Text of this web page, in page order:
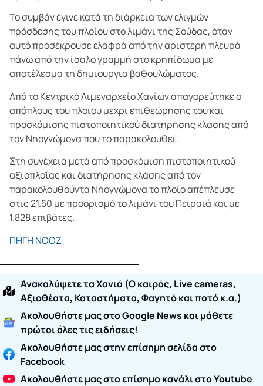
Το συμβάν έγινε κατά τη διάρκεια των ελιγμών
πρόσδεσης του πλοίου στο λιμάνι της Σούδας, όταν
αυτό προσέκρουσε ελαφρά από την αριστερή πλευρά
πάνω από την ίσαλο γραμμή στο κρηπίδωμα με
αποτέλεσμα τη δημιουργία βαθουλώματος.
Από το Κεντρικό Λιμεναρχείο Χανίων απαγορεύτηκε ο
απόπλους του πλοίου μέχρι επιθεώρησής του και
προσκόμισης πιστοποιητικού διατήρησης κλάσης από
τον Νηογνώμονα που το παρακολουθεί.
Στη συνέχεια μετά από προσκόμιση πιστοποιητικού
αξιοπλοΐας και διατήρησης κλάσης από τον
παρακολουθούντα Νηογνώμονα το πλοίο απέπλευσε
στις 21.50 με προορισμό το λιμάνι του Πειραιά και με
1.828 επιβάτες.
ΠΗΓΗ ΝΟΟΖ
Ανακαλύψετε τα Χανιά (O καιρός, Live cameras,
Αξιοθέατα, Καταστήματα, Φαγητό και ποτό κ.α.)
Ακολουθήστε μας στο Google News και μάθετε
πρώτοι όλες τις ειδήσεις!
Ακολουθήστε μας στην επίσημη σελίδα στο
Facebook
Ακολουθήστε μας στο επίσημο κανάλι στο Youtube